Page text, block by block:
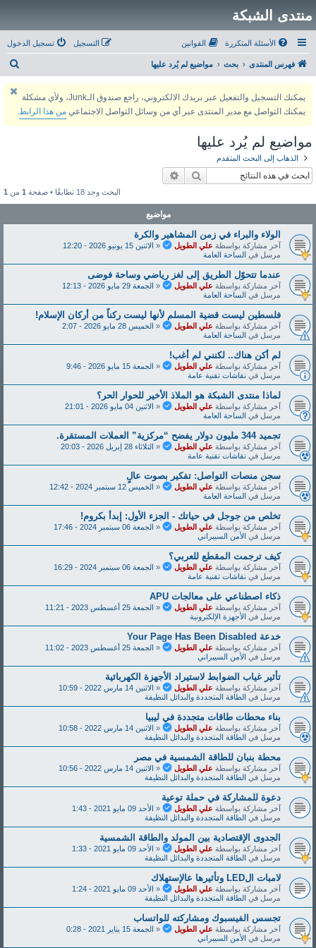
منتدى الشبكة
الأسئلة المتكررة القوانين تسجيل الدخول التسجيل
فهرس المنتدى بحث مواضيع لم يُرد عليها
يمكنك التسجيل والتفعيل عبر بريدك الالكتروني، راجع صندوق الـJunk، ولأي مشكلة
يمكنك التواصل مع مدير المنتدى عبر أي من وسائل التواصل الاجتماعي من هذا الرابط.
مواضيع لم يُرد عليها
الذهاب إلى البحث المتقدم
بحث
البحث وجد 18 تطابقًا • صفحة 1 من 1
مواضيع
الولاء والبراء في زمن المشاهير والكرة
آخر مشاركة بواسطة علي الطويل « الاثنين 15 يونيو 2026 - 12:20
مرسل في الساحة العامة
عندما تتحوّل الطريق إلى لغز رياضي وساحة فوضى
آخر مشاركة بواسطة علي الطويل « الجمعة 29 مايو 2026 - 12:13
مرسل في الساحة العامة
فلسطين ليست قضية المسلم لأنها ليست ركناً من أركان الإسلام!
آخر مشاركة بواسطة علي الطويل « الخميس 28 مايو 2026 - 2:07
مرسل في الساحة العامة
لم أكن هناك.. لكنني لم أغب!
آخر مشاركة بواسطة علي الطويل « الجمعة 15 مايو 2026 - 9:46
مرسل في نقاشات تقنية عامة
لماذا منتدى الشبكة هو الملاذ الأخير للحوار الحر؟
آخر مشاركة بواسطة علي الطويل « الاثنين 04 مايو 2026 - 21:01
مرسل في الساحة العامة
تجميد 344 مليون دولار يفضح “مركزية” العملات المستقرة.
آخر مشاركة بواسطة علي الطويل « الثلاثاء 28 إبريل 2026 - 20:03
مرسل في نقاشات تقنية عامة
سجن منصات التواصل: تفكير بصوت عالٍ
آخر مشاركة بواسطة علي الطويل « الخميس 12 سبتمبر 2024 - 12:42
مرسل في الساحة العامة
تخلص من جوجل في حياتك - الجزء الأول: إبدأ بكروم!
آخر مشاركة بواسطة علي الطويل « الجمعة 06 سبتمبر 2024 - 17:46
مرسل في الأمن السيبراني
كيف ترجمت المقطع للعربي؟
آخر مشاركة بواسطة علي الطويل « الجمعة 06 سبتمبر 2024 - 16:29
مرسل في نقاشات تقنية عامة
ذكاء اصطناعي على معالجات APU
آخر مشاركة بواسطة علي الطويل « الجمعة 25 أغسطس 2023 - 11:21
مرسل في الأجهزة الإلكترونية
خدعة Y‌‌‌o‌‌‌u‌‌‌r‌‌‌ P‌‌‌a‌‌‌‌‌g‌‌‌‌e‌‌‌ H‌‌‌a‌‌‌‌s‌‌‌ B‌‌‌e‌‌‌e‌‌‌‌n‌‌‌ D‌‌‌i‌‌‌s‌‌‌a‌‌‌b‌‌‌l‌‌‌e‌‌‌d‌‌
آخر مشاركة بواسطة علي الطويل « الجمعة 25 أغسطس 2023 - 11:02
مرسل في الأمن السيبراني
تأثير غياب الضوابط لاستيراد الأجهزة الكهربائية
آخر مشاركة بواسطة علي الطويل « الاثنين 14 مارس 2022 - 10:59
مرسل في الطاقة المتجددة والبدائل النظيفة
بناء محطات طاقات متجددة في ليبيا
آخر مشاركة بواسطة علي الطويل « الاثنين 14 مارس 2022 - 10:58
مرسل في الطاقة المتجددة والبدائل النظيفة
محطة بنبان للطاقة الشمسية في مصر
آخر مشاركة بواسطة علي الطويل « الاثنين 14 مارس 2022 - 10:56
مرسل في الطاقة المتجددة والبدائل النظيفة
دعوة للمشاركة في حملة توعية
آخر مشاركة بواسطة علي الطويل « الأحد 09 مايو 2021 - 1:43
مرسل في الطاقة المتجددة والبدائل النظيفة
الجدوى الإقتصادية بين المولد والطاقة الشمسية
آخر مشاركة بواسطة علي الطويل « الأحد 09 مايو 2021 - 1:33
مرسل في الطاقة المتجددة والبدائل النظيفة
لامبات الLED وتأثيرها عالإستهلاك
آخر مشاركة بواسطة علي الطويل « الأحد 09 مايو 2021 - 1:24
مرسل في الطاقة المتجددة والبدائل النظيفة
تجسس الفيسبوك ومشاركته للواتساب
آخر مشاركة بواسطة علي الطويل « الجمعة 15 يناير 2021 - 0:28
مرسل في الأمن السيبراني